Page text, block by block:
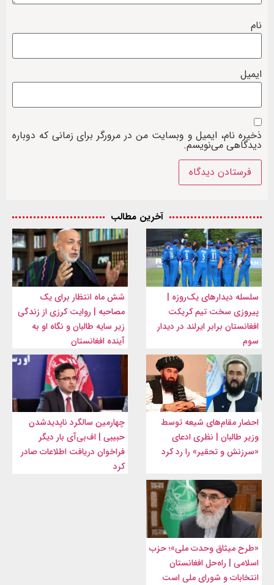
نام
ایمیل
ذخیره نام، ایمیل و وبسایت من در مرورگر برای زمانی که دوباره
دیدگاهی می‌نویسم.
آخرین مطالب
سلسله دیدارهای یک‌روزه |
پیروزی سخت تیم کریکت
افغانستان برابر ایرلند در دیدار
سوم
شش ماه انتظار برای یک
مصاحبه | روایت کرزی از زندگی
زیر سایه طالبان و نگاه او به
آینده افغانستان
احضار مقام‌های شیعه توسط
وزیر طالبان | نظری ادعای
«سرزنش و تحقیر» را رد کرد
چهارمین سالگرد ناپدیدشدن
حبیبی | اف‌بی‌آی بار دیگر
فراخوان دریافت اطلاعات صادر
کرد
«طرح میثاق وحدت ملی»؛ حزب
اسلامی | راه‌حل افغانستان
انتخابات و شورای ملی است